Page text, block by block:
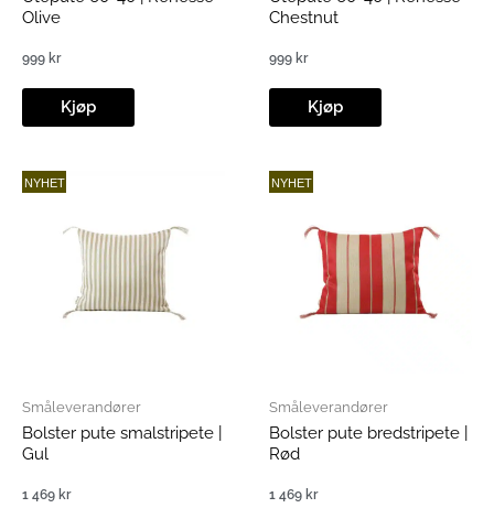
Olive
999 kr
Kjøp
Chestnut
999 kr
Kjøp
NYHET
Småleverandører
Bolster pute smalstripete |
Gul
1 469 kr
NYHET
Småleverandører
Bolster pute bredstripete |
Rød
1 469 kr